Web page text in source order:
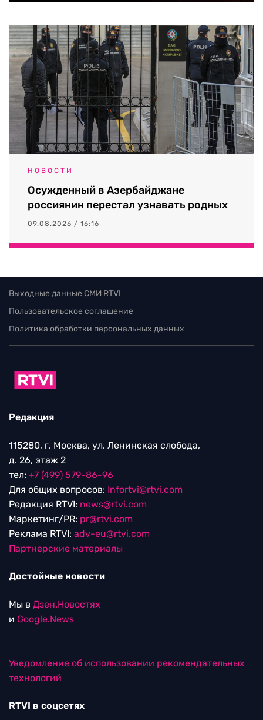
НОВОСТИ
Осужденный в Азербайджане
россиянин перестал узнавать родных
09.08.2026 / 16:16
Выходные данные СМИ RTVI
Пользовательское соглашение
Политика обработки персональных данных
Редакция
115280, г. Москва, ул. Ленинская слобода,
д. 26, этаж 2
тел: +7 (499) 579-86-96
Для общих вопросов: Infortvi@rtvi.com
Редакция RTVI: news@rtvi.com
Маркетинг/PR: pr@rtvi.com
Реклама RTVI: adv-eu@rtvi.com
Партнерские материалы
Достойные новости
Мы в Дзен.Новостях
и Google.News
Уведомление об использовании рекомендательных
технологий
RTVI в соцсетях